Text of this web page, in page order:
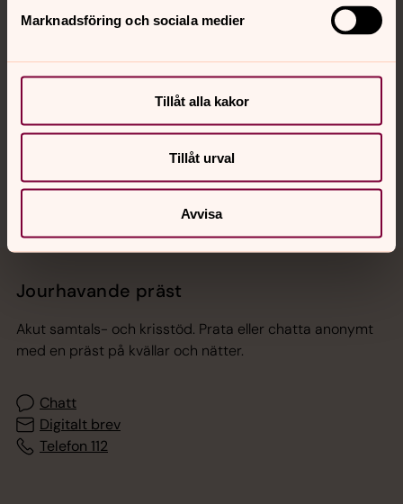
Marknadsföring och sociala medier
Tillåt alla kakor
Tillåt urval
Avvisa
Kalender
Hitta snabbt
Jourhavande präst
Akut samtals- och krisstöd. Prata eller chatta anonymt
med en präst på kvällar och nätter.
Chatt
Digitalt brev
Telefon 112